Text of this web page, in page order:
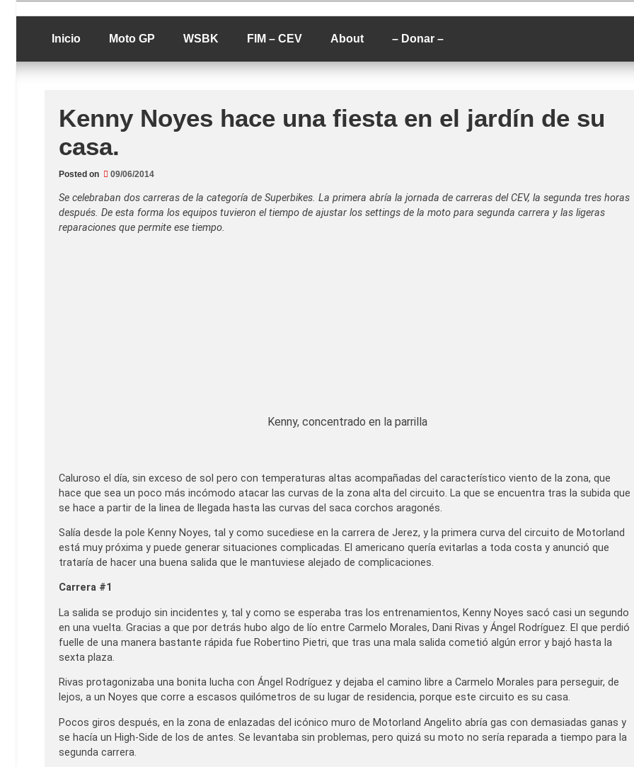
to
contentLucio Lopez GP
luciolopezgp
Inicio Moto GP WSBK FIM – CEV About – Donar –
Kenny Noyes hace una fiesta en el jardín de su
casa.
Posted on 09/06/2014
Se celebraban dos carreras de la categoría de Superbikes. La primera abría la jornada de carreras del CEV, la segunda tres horas
después. De esta forma los equipos tuvieron el tiempo de ajustar los settings de la moto para segunda carrera y las ligeras
reparaciones que permite ese tiempo.
Kenny, concentrado en la parrilla
Caluroso el día, sin exceso de sol pero con temperaturas altas acompañadas del característico viento de la zona, que
hace que sea un poco más incómodo atacar las curvas de la zona alta del circuito. La que se encuentra tras la subida que
se hace a partir de la linea de llegada hasta las curvas del saca corchos aragonés.
Salía desde la pole Kenny Noyes, tal y como sucediese en la carrera de Jerez, y la primera curva del circuito de Motorland
está muy próxima y puede generar situaciones complicadas. El americano quería evitarlas a toda costa y anunció que
trataría de hacer una buena salida que le mantuviese alejado de complicaciones.
Carrera #1
La salida se produjo sin incidentes y, tal y como se esperaba tras los entrenamientos, Kenny Noyes sacó casi un segundo
en una vuelta. Gracias a que por detrás hubo algo de lío entre Carmelo Morales, Dani Rivas y Ángel Rodríguez. El que perdió
fuelle de una manera bastante rápida fue Robertino Pietri, que tras una mala salida cometió algún error y bajó hasta la
sexta plaza.
Rivas protagonizaba una bonita lucha con Ángel Rodríguez y dejaba el camino libre a Carmelo Morales para perseguir, de
lejos, a un Noyes que corre a escasos quilómetros de su lugar de residencia, porque este circuito es su casa.
Pocos giros después, en la zona de enlazadas del icónico muro de Motorland Angelito abría gas con demasiadas ganas y
se hacía un High-Side de los de antes. Se levantaba sin problemas, pero quizá su moto no sería reparada a tiempo para la
segunda carrera.